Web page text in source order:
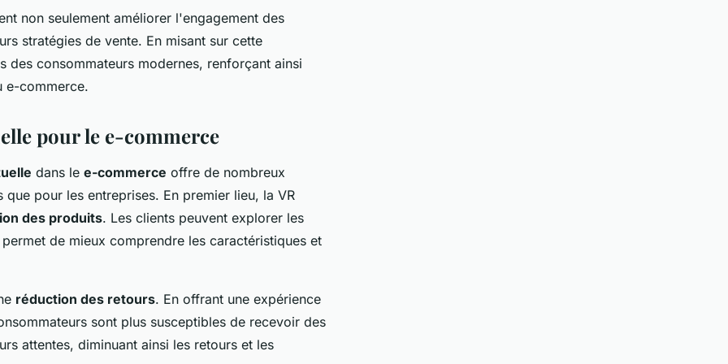
non seulement améliorer l'engagement des
stratégies de vente. En misant sur cette
des consommateurs modernes, renforçant ainsi
e-commerce.
pour le e-commerce
dans le e-commerce offre de nombreux
pour les entreprises. En premier lieu, la VR
des produits. Les clients peuvent explorer les
de mieux comprendre les caractéristiques et
réduction des retours. En offrant une expérience
sont plus susceptibles de recevoir des
attentes, diminuant ainsi les retours et les